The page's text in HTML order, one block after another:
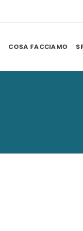
COSA FACCIAMO